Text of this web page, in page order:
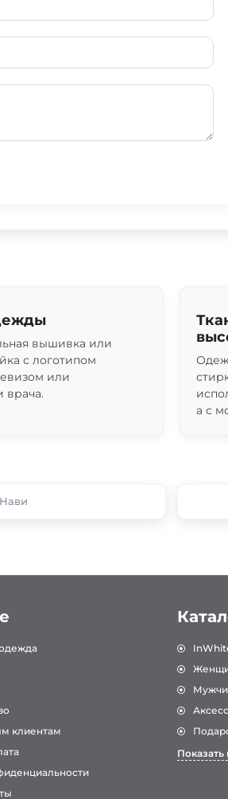
вышивка или
с логотипом
или
врача.
а с
клиентам
Показать